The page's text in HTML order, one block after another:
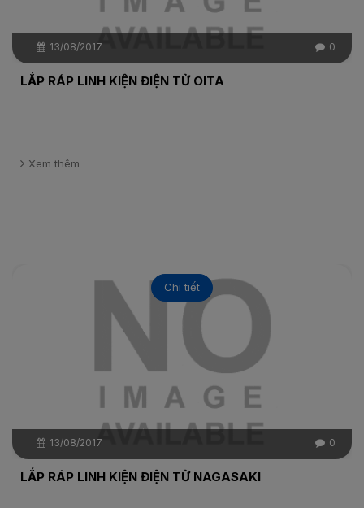
13/08/2017 0
LẮP RÁP LINH KIỆN ĐIỆN TỬ OITA
Xem thêm
13/08/2017 0
Chi tiết
LẮP RÁP LINH KIỆN ĐIỆN TỬ NAGASAKI